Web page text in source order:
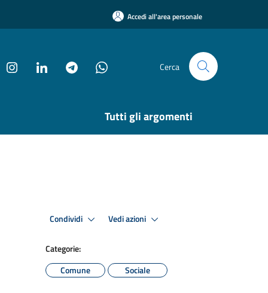
Accedi all'area personale
Cerca
Tutti gli argomenti
Condividi Vedi azioni
Categorie:
Comune
Sociale